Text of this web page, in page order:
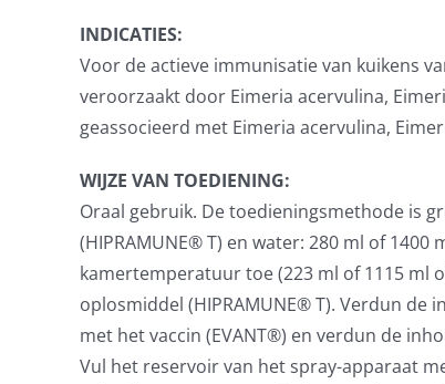
INDICATIES:
Voor de actieve immunisatie van kuikens
veroorzaakt door Eimeria acervulina,
geassocieerd met Eimeria acervulina,
WIJZE VAN TOEDIENING:
Oraal gebruik. De toedieningsmethode is
(HIPRAMUNE® T) en water: 280 ml of
kamertemperatuur toe (223 ml of 1115 ml
oplosmiddel (HIPRAMUNE® T). Verdun
met het vaccin (EVANT®) en verdun de
Vul het reservoir van het spray-apparaat